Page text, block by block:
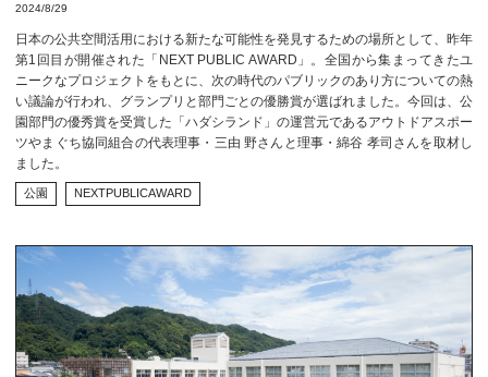
2024/8/29
日本の公共空間活用における新たな可能性を発見するための場所として、昨年
第1回目が開催された「NEXT PUBLIC AWARD」。全国から集まってきたユ
ニークなプロジェクトをもとに、次の時代のパブリックのあり方についての熱
い議論が行われ、グランプリと部門ごとの優勝賞が選ばれました。今回は、公
園部門​​の優秀賞を受賞した「ハダシランド」の運営元であるアウトドアスポー
ツやまぐち協同組合の代表理事・三由 野さんと理事・綿谷 孝司さんを取材し
ました。
公園 NEXTPUBLICAWARD